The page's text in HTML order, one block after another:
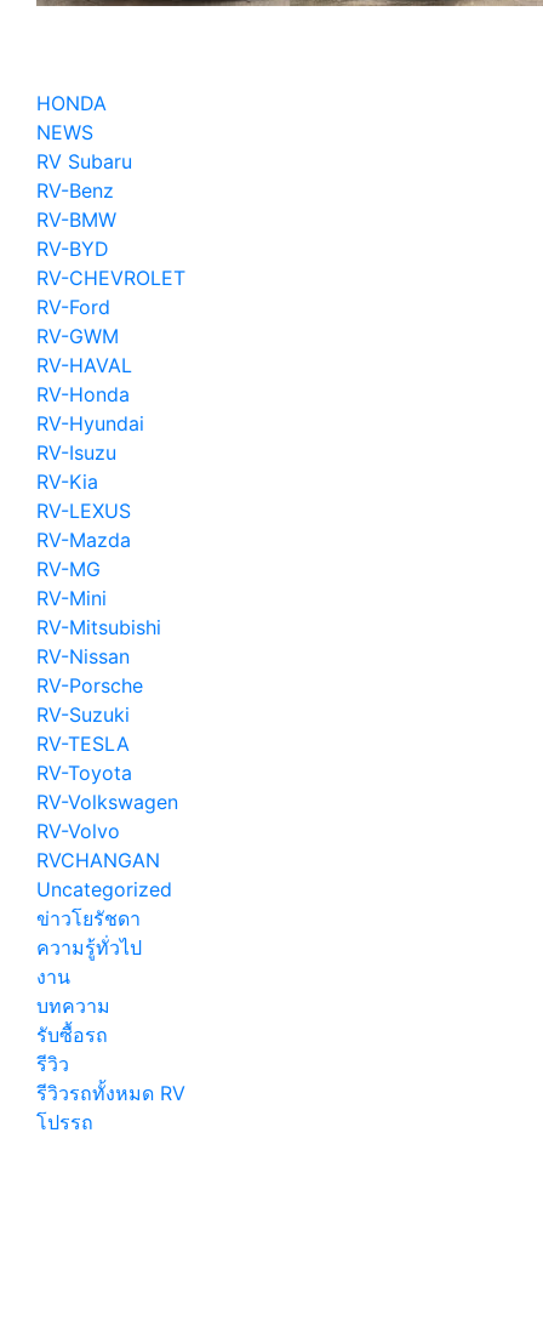
HONDA
NEWS
RV Subaru
RV-Benz
RV-BMW
RV-BYD
RV-CHEVROLET
RV-Ford
RV-GWM
RV-HAVAL
RV-Honda
RV-Hyundai
RV-Isuzu
RV-Kia
RV-LEXUS
RV-Mazda
RV-MG
RV-Mini
RV-Mitsubishi
RV-Nissan
RV-Porsche
RV-Suzuki
RV-TESLA
RV-Toyota
RV-Volkswagen
RV-Volvo
RVCHANGAN
Uncategorized
ข่าวโยรัชดา
ความรู้ทั่วไป
งาน
บทความ
รับซื้อรถ
รีวิว
รีวิวรถทั้งหมด RV
โปรรถ